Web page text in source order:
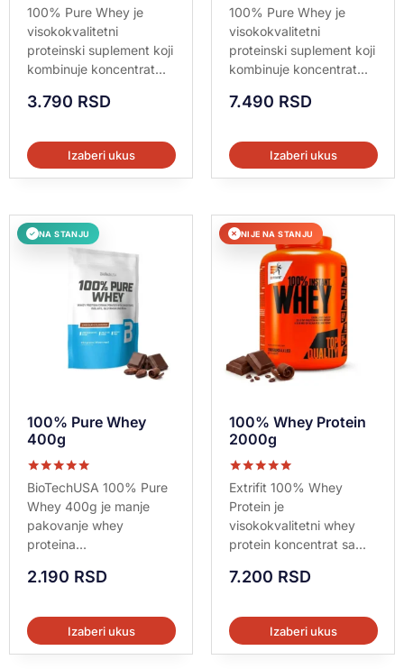
Ocenjeno sa
5.00
od 5
100% Pure Whey je
visokokvalitetni
proteinski suplement koji
kombinuje koncentrat...
3.790 RSD
Izaberi ukus
Ocenjeno sa
5.00
od 5
100% Pure Whey je
visokokvalitetni
proteinski suplement koji
kombinuje koncentrat...
7.490 RSD
Izaberi ukus
✓ NA STANJU
100% Pure Whey
400g
Ocenjeno sa
5.00
od 5
BioTechUSA 100% Pure
Whey 400g je manje
pakovanje whey
proteina...
2.190 RSD
Izaberi ukus
✕ NIJE NA STANJU
100% Whey Protein
2000g
Ocenjeno sa
5.00
od 5
Extrifit 100% Whey
Protein je
visokokvalitetni whey
protein koncentrat sa...
7.200 RSD
Izaberi ukus